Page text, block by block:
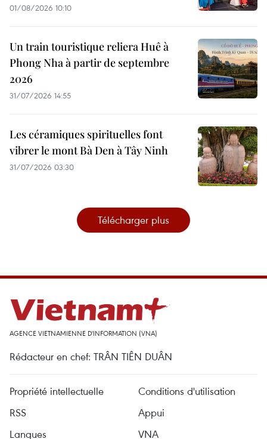
01/08/2026 10:10
Un train touristique reliera Huê à
Phong Nha à partir de septembre
2026
31/07/2026 14:55
Les céramiques spirituelles font
vibrer le mont Bà Den à Tây Ninh
31/07/2026 03:30
Télécharger plus
AGENCE VIETNAMIENNE D'INFORMATION (VNA)
Rédacteur en chef: TRÂN TIÊN DUÂN
Propriété intellectuelle
Conditions d'utilisation
RSS
Appui
Langues
VNA